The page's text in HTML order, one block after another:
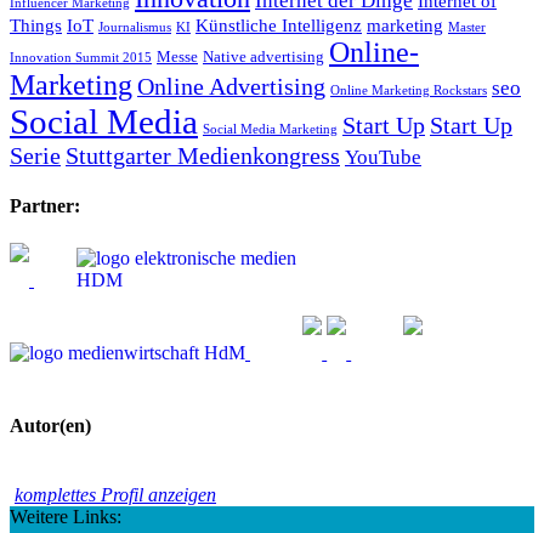
Influencer Marketing
Things IoT Journalismus KI Künstliche Intelligenz marketing Master
Innovation Summit 2015 Messe Native advertising Online-
Marketing Online Advertising Online Marketing Rockstars seo
Social Media Social Media Marketing Start Up Start Up
Serie Stuttgarter Medienkongress YouTube
Partner:
Autor(en)
komplettes Profil anzeigen
Weitere Links: